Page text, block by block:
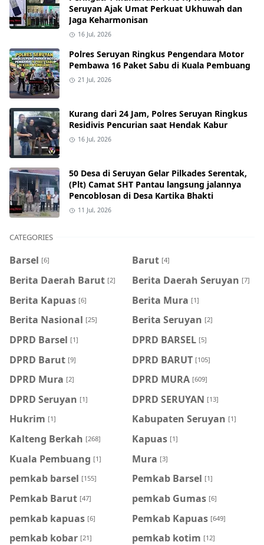
Seruyan Ajak Umat Perkuat Ukhuwah dan
Jaga Keharmonisan
16 Jul, 2026
Polres Seruyan Ringkus Pengendara Motor
Pembawa 16 Paket Sabu di Kuala Pembuang
21 Jul, 2026
Kurang dari 24 Jam, Polres Seruyan Ringkus
Residivis Pencurian saat Hendak Kabur
16 Jul, 2026
50 Desa di Seruyan Gelar Pilkades Serentak,
(Plt) Camat SHT Pantau langsung jalannya
Pencoblosan di Desa Kartika Bhakti
11 Jul, 2026
CATEGORIES
Barsel [6] Barut [4]
Berita Daerah Barut [2] Berita Daerah Seruyan [7]
Berita Kapuas [6] Berita Mura [1]
Berita Nasional [25] Berita Seruyan [2]
DPRD Barsel [1] DPRD BARSEL [5]
DPRD Barut [9] DPRD BARUT [105]
DPRD Mura [2] DPRD MURA [609]
DPRD Seruyan [1] DPRD SERUYAN [13]
Hukrim [1] Kabupaten Seruyan [1]
Kalteng Berkah [268] Kapuas [1]
Kuala Pembuang [1] Mura [3]
pemkab barsel [155] Pemkab Barsel [1]
Pemkab Barut [47] pemkab Gumas [6]
pemkab kapuas [6] Pemkab Kapuas [649]
pemkab kobar [21] pemkab kotim [12]